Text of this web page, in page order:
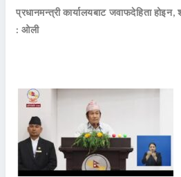
प्रधानमन्त्री कार्यालयबाट जवाफदेहिता
: ओली